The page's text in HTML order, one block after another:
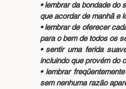
• lembrar da bondade
que acordar de manhã e
• lembrar de oferecer
para o bem de todos os
• sentir uma ferida
incluindo que provém do
• lembrar
sem nenhuma razão